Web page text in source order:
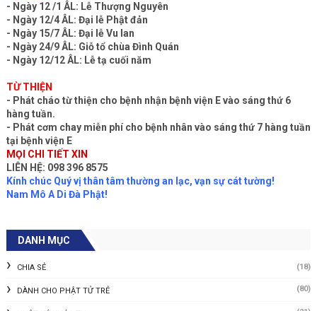
- Ngày 12 /1 ÂL: Lễ Thượng Nguyên
- Ngày 12/4 ÂL: Đại lễ Phật đản
- Ngày 15/7 ÂL: Đại lễ Vu lan
- Ngày 24/9 ÂL: Giỗ tổ chùa Đình Quán
- Ngày 12/12 ÂL: Lễ tạ cuối năm
TỪ THIỆN
- Phát cháo từ thiện cho bệnh nhận bệnh viện E vào sáng thứ 6
hàng tuần.
- Phát cơm chay miễn phí cho bệnh nhân vào sáng thứ 7 hàng tuần
tại bệnh viện E
MỌI CHI TIẾT XIN
LIÊN HỆ: 098 396 8575
Kính chúc Quý vị thân tâm thường an lạc, vạn sự cát tường!
Nam Mô A Di Đà Phật!
DANH MỤC
CHIA SẺ (18)
DÀNH CHO PHẬT TỬ TRẺ (80)